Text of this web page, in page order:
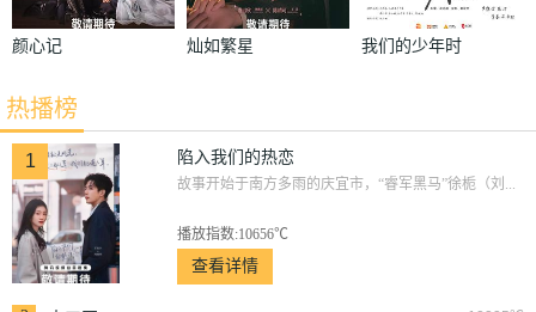
颜心记 灿如繁星
我们的少年时
热播榜
1 陷入我们的热恋
故事开始于南方多雨的庆宜市，“睿军黑马”徐栀（刘...
播放指数:10656℃
查看详情